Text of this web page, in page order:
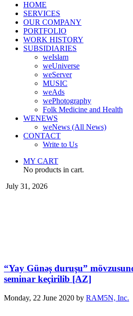
HOME
SERVICES
OUR COMPANY
PORTFOLIO
WORK HISTORY
SUBSIDIARIES
weIslam
weUniverse
weServer
MUSIC
weAds
wePhotography
Folk Medicine and Health
WENEWS
weNews (All News)
CONTACT
Write to Us
MY CART
No products in cart.
July 31, 2026
“Yay Günəş duruşu”
seminar keçirilib [AZ]
Monday, 22 June 2020 by RAM5N, Inc.